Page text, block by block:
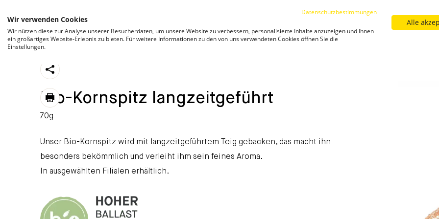
Sortiment Filialfinder Neuigkeiten
https://stroeck.at/sortiment/bio-kornspitz-langzeitgefuehrt/
Toogle share
print
Bio-Kornspitz langzeitgeführt
70g
Unser Bio-Kornspitz wird mit langzeitgeführtem Teig gebacken, das macht ihn
besonders bekömmlich und verleiht ihm sein feines Aroma.
In ausgewählten Filialen erhältlich.
Datenschutzbestimmungen
Wir verwenden Cookies
Wir nützen diese zur Analyse unserer Besucherdaten, um unsere Website zu verbessern, personalisierte Inhalte anzuzeigen und Ihnen
ein großartiges Website-Erlebnis zu bieten. Für weitere Informationen zu den von uns verwendeten Cookies öffnen Sie die
Einstellungen.
Alle